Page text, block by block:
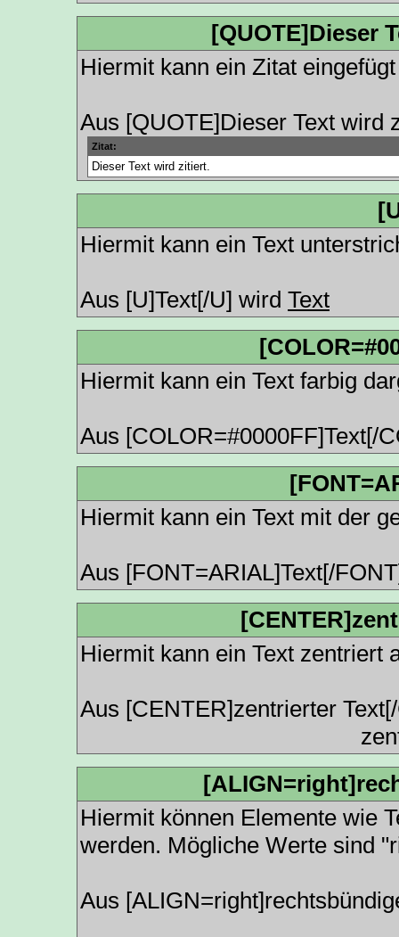
[QUOTE]Dieser
Hiermit kann ein Zitat
Aus [QUOTE]Dieser Text wird
Zitat:
Dieser Text wird zitiert.
Hiermit kann ein Text
Aus [U]Text[/U] wird Text
Hiermit kann ein Text farbig
Aus [COLOR=#0000FF]Text[/
Hiermit kann ein Text mit der
Aus [FONT=ARIAL]Text[/
Hiermit kann ein Text zentriert
Aus [CENTER]zentrierter
Hiermit können Elemente wie
werden. Mögliche Werte sind
Aus